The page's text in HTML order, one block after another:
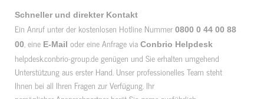
Schneller und direkter Kontakt
Ein Anruf unter der kostenlosen Hotline Nummer 0800 0 44 00 88
00, eine E-Mail oder eine Anfrage via Conbrio Helpdesk
helpdesk.conbrio-group.degenügen und Sie erhalten umgehend
Unterstützung aus erster Hand. Unser professionelles Team steht
Ihnen bei all Ihren Fragen zur Verfügung. Ihr